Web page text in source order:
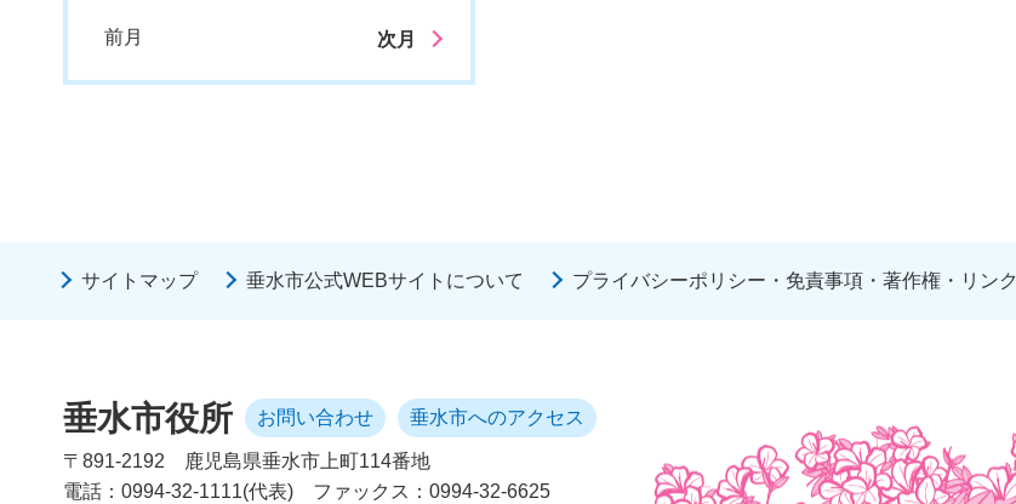
前月 次月
サイトマップ 垂水市公式WEBサイトについて プライバシーポリシー・免責事項・著作権・リンク
垂水市役所 お問い合わせ 垂水市へのアクセス
〒891-2192
鹿児島県垂水市上町114番地
電話：0994-32-1111(代表)
ファックス：0994-32-6625